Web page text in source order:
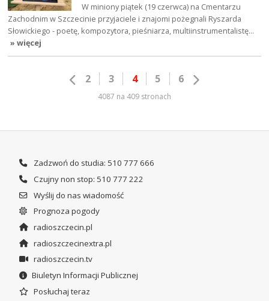
W miniony piątek (19 czerwca) na Cmentarzu
Zachodnim w Szczecinie przyjaciele i znajomi pożegnali Ryszarda
Słowickiego - poetę, kompozytora, pieśniarza, multiinstrumentalistę…
» więcej
2 3 4 5 6
4087 na 409 stronach
Zadzwoń do studia: 510 777 666
Czujny non stop: 510 777 222
Wyślij do nas wiadomość
Prognoza pogody
radioszczecin.pl
radioszczecinextra.pl
radioszczecin.tv
Biuletyn Informacji Publicznej
Posłuchaj teraz